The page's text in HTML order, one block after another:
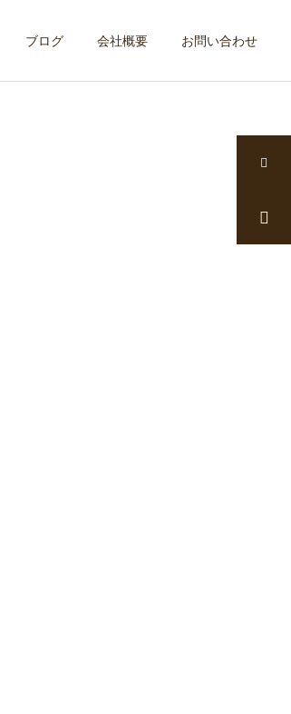
ブログ 会社概要 お問い合わせ